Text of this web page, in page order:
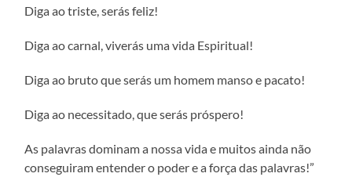
Diga ao triste, serás feliz!
Diga ao carnal, viverás uma vida Espiritual!
Diga ao bruto que serás um homem manso e pacato!
Diga ao necessitado, que serás próspero!
As palavras dominam a nossa vida e muitos ainda não
conseguiram entender o poder e a força das palavras!”